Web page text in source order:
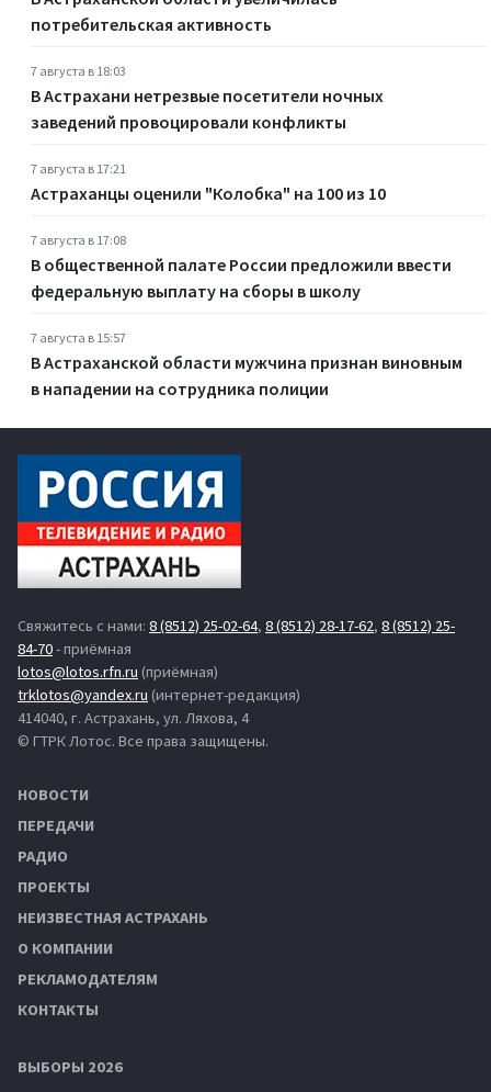
потребительская активность
7 августа в 18:03
В Астрахани нетрезвые посетители ночных
заведений провоцировали конфликты
7 августа в 17:21
Астраханцы оценили "Колобка" на 100 из 10
7 августа в 17:08
В общественной палате России предложили ввести
федеральную выплату на сборы в школу
7 августа в 15:57
В Астраханской области мужчина признан виновным
в нападении на сотрудника полиции
Свяжитесь с нами: 8 (8512) 25-02-64, 8 (8512) 28-17-62, 8 (8512) 25-
84-70- приёмная
lotos@lotos.rfn.ru (приёмная)
trklotos@yandex.ru (интернет-редакция)
414040, г. Астрахань, ул. Ляхова, 4
© ГТРК Лотос. Все права защищены.
НОВОСТИ
ПЕРЕДАЧИ
РАДИО
ПРОЕКТЫ
НЕИЗВЕСТНАЯ АСТРАХАНЬ
О КОМПАНИИ
РЕКЛАМОДАТЕЛЯМ
КОНТАКТЫ
ВЫБОРЫ 2026